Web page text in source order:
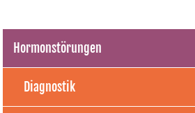
Hormonstörungen
Diagnostik